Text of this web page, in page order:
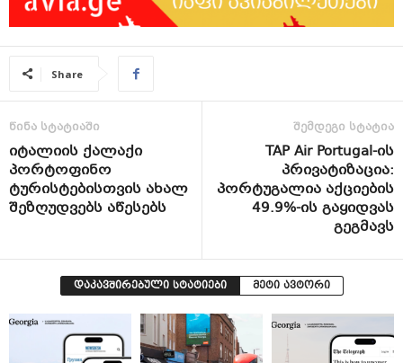
Share
წინა სტატიაში
იტალიის ქალაქი
პორტოფინო
ტურისტებისთვის ახალ
შეზღუდვებს აწესებს
შემდეგი სტატია
TAP Air Portugal-ის
პრივატიზაცია:
პორტუგალია აქციების
49.9%-ის გაყიდვას
გეგმავს
დაკავშირებული სტატიები მეტი ავტორი